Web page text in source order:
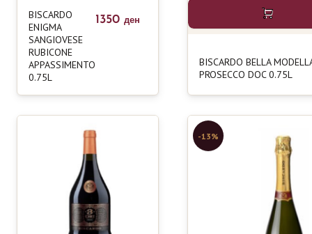
BISCARDO
ENIGMA
SANGIOVESE
RUBICONE
APPASSIMENTO
0.75L
1350 ден
BISCARDO BELLA
PROSECCO DOC 0.75L
-13%